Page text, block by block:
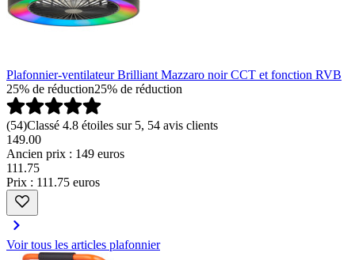
Plafonnier-ventilateur Brilliant Mazzaro noir CCT et fonction RVB
25% de réduction25% de réduction
(54)Classé 4.8 étoiles sur 5, 54 avis clients
149.00
Ancien prix : 149 euros
111 .75
Prix : 111.75 euros
Voir tous les articles plafonnier